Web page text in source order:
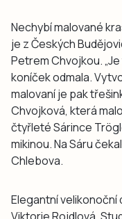
Nechybí malované
je z Českých
Petrem Chvojkou.
koníček odmala.
malovaní je pak
Chvojková, která
čtyřleté Sárince
mikinou. Na Sáru
Chlebova.
Elegantní velikonoční